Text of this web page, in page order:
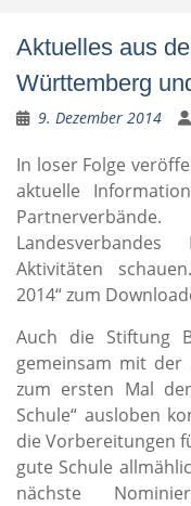
Aktuelles aus
Württemberg
9. Dezember 2014
In loser Folge
aktuelle
Aktivitäten
2014“ zum
Auch die Stiftung
gemeinsam mit der
zum ersten Mal
Schule“ ausloben
die Vorbereitungen
gute Schule
nächste